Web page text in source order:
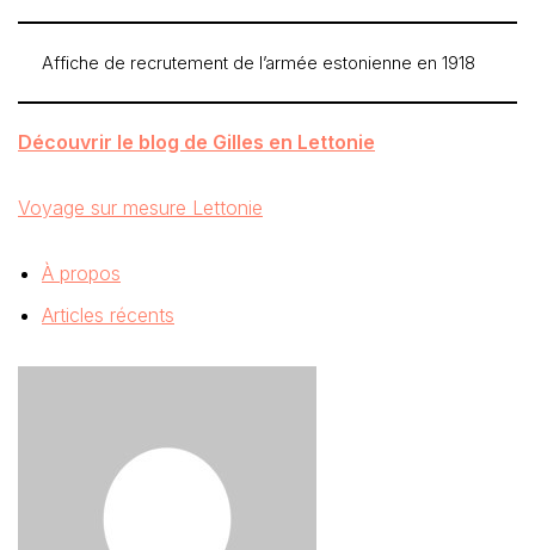
Affiche de recrutement de l’armée estonienne en 1918
Découvrir le blog de Gilles en Lettonie
Voyage sur mesure Lettonie
À propos
Articles récents